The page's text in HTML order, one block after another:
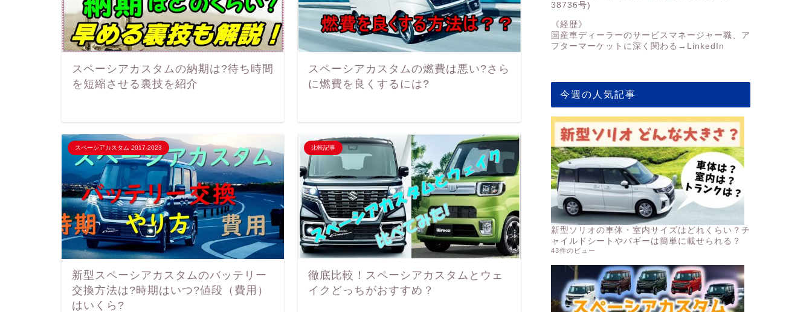
スペーシアカスタムの納期は?待ち時間
を短縮させる裏技を紹介
スペーシアカスタムの燃費は悪い?さら
に燃費を良くするには?
スペーシアカスタム 2017-2023
新型スペーシアカスタムのバッテリー
交換方法は?時期はいつ?値段（費用）
はいくら?
比較記事
徹底比較！スペーシアカスタムとウェ
イクどっちがおすすめ？
38736号)
《経歴》
国産車ディーラーのサービスマネージャー職、ア
フターマーケットに深く関わる→ LinkedIn
今週の人気記事
新型ソリオの車体・室内サイズはどれくらい？チ
ャイルドシートやバギーは簡単に載せられる？
43件のビュー